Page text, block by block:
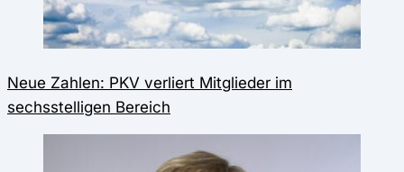
Neue Zahlen: PKV verliert Mitglieder im
sechsstelligen Bereich